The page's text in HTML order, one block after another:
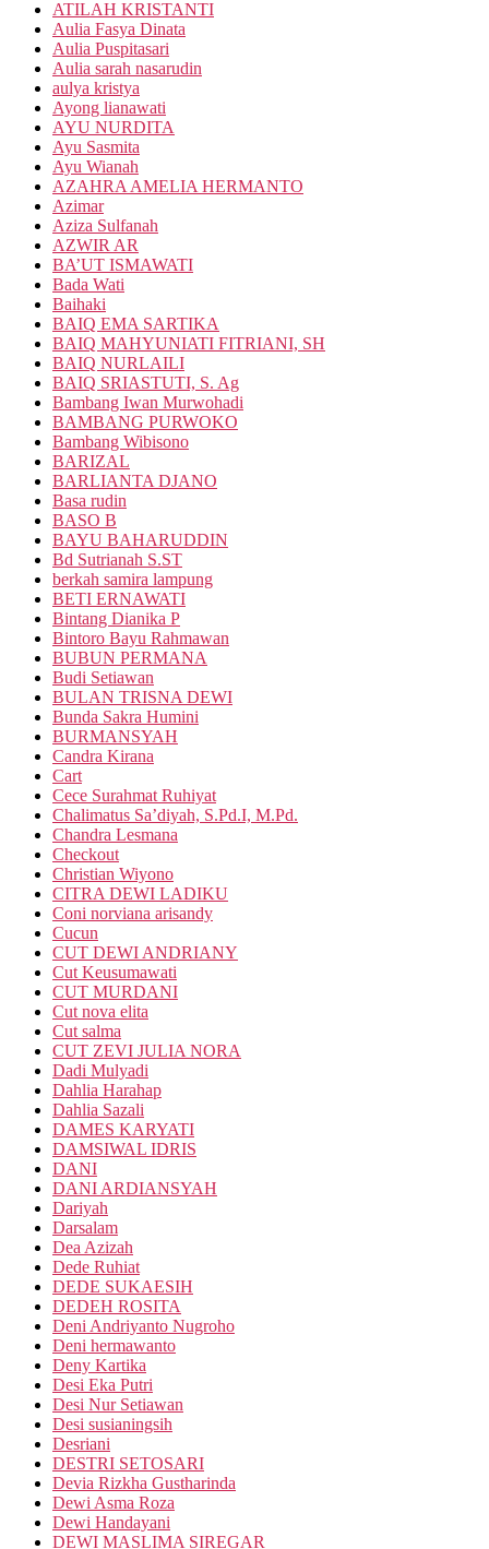
ATILAH KRISTANTI
Aulia Fasya Dinata
Aulia Puspitasari
Aulia sarah nasarudin
aulya kristya
Ayong lianawati
AYU NURDITA
Ayu Sasmita
Ayu Wianah
AZAHRA AMELIA HERMANTO
Azimar
Aziza Sulfanah
AZWIR AR
BA’UT ISMAWATI
Bada Wati
Baihaki
BAIQ EMA SARTIKA
BAIQ MAHYUNIATI FITRIANI, SH
BAIQ NURLAILI
BAIQ SRIASTUTI, S. Ag
Bambang Iwan Murwohadi
BAMBANG PURWOKO
Bambang Wibisono
BARIZAL
BARLIANTA DJANO
Basa rudin
BASO B
BAYU BAHARUDDIN
Bd Sutrianah S.ST
berkah samira lampung
BETI ERNAWATI
Bintang Dianika P
Bintoro Bayu Rahmawan
BUBUN PERMANA
Budi Setiawan
BULAN TRISNA DEWI
Bunda Sakra Humini
BURMANSYAH
Candra Kirana
Cart
Cece Surahmat Ruhiyat
Chalimatus Sa’diyah, S.Pd.I, M.Pd.
Chandra Lesmana
Checkout
Christian Wiyono
CITRA DEWI LADIKU
Coni norviana arisandy
Cucun
CUT DEWI ANDRIANY
Cut Keusumawati
CUT MURDANI
Cut nova elita
Cut salma
CUT ZEVI JULIA NORA
Dadi Mulyadi
Dahlia Harahap
Dahlia Sazali
DAMES KARYATI
DAMSIWAL IDRIS
DANI
DANI ARDIANSYAH
Dariyah
Darsalam
Dea Azizah
Dede Ruhiat
DEDE SUKAESIH
DEDEH ROSITA
Deni Andriyanto Nugroho
Deni hermawanto
Deny Kartika
Desi Eka Putri
Desi Nur Setiawan
Desi susianingsih
Desriani
DESTRI SETOSARI
Devia Rizkha Gustharinda
Dewi Asma Roza
Dewi Handayani
DEWI MASLIMA SIREGAR